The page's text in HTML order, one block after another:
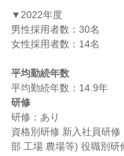
▼2022年度
男性採用者数：30名
女性採用者数：14名
平均勤続年数
研修
研修：あり
資格別研修 新入社員研
部 工場 農場等) 役職別研